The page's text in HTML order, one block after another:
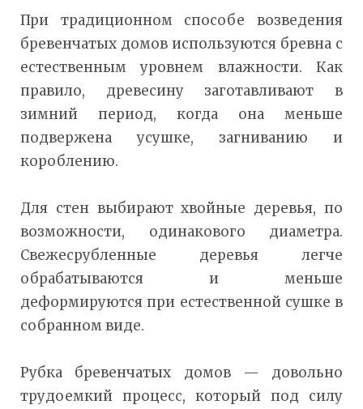
При традиционном способе возведения
бревенчатых домов используются бревна с
естественным уровнем влажности. Как
правило, древесину заготавливают в
зимний период, когда она меньше
подвержена усушке, загниванию и
короблению.
Для стен выбирают хвойные деревья, по
возможности, одинакового диаметра.
Свежесрубленные деревья легче
обрабатываются и меньше
деформируются при естественной сушке в
собранном виде.
Рубка бревенчатых домов — довольно
трудоемкий процесс, который под силу